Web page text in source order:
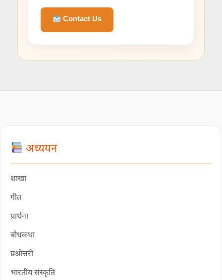
Contact Us
अध्ययन
शाखा
गीत
प्रार्थना
बोधकथा
प्रश्नोत्तरी
भारतीय संस्कृति